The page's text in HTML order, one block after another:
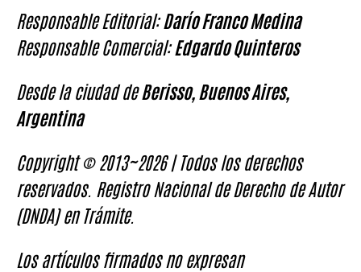
Responsable Editorial:Darío Franco Medina
Responsable Comercial:Edgardo Quinteros
Desde la ciudad deBerisso, Buenos Aires,
Argentina
Copyright © 2013~2026 | Todos los derechos
reservados. Registro Nacional de Derecho de Autor
(DNDA) en Trámite.
Los artículos firmados no expresan